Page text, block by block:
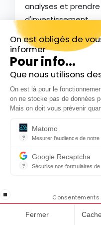
On est obligés de
informer
Pour info...
Que nous utilisons
On est là pour le
on ne stocke pas de données
Mais on doit vous prévenir
?
Matomo
Mesurer l'audience de notre
?
Google Recaptcha
Sécurise nos formulaires
stop loading
Fermer
analyses et
d'investissement.
Télécharger
Formez-vous
Vous voulez
pour vous lancer en
Voir la
Inscrivez-
notre
En
politique de